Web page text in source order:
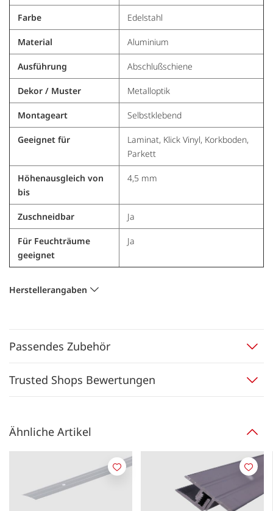
Farbe Edelstahl
Material Aluminium
Ausführung Abschlußschiene
Dekor / Muster Metalloptik
Montageart Selbstklebend
Geeignet für
Laminat, Klick Vinyl, Korkboden,
Parkett
Höhenausgleich von
bis
4,5 mm
Zuschneidbar Ja
Für Feuchträume
geeignet
Ja
Herstellerangaben
Passendes Zubehör
Trusted Shops Bewertungen
Ähnliche Artikel
Merken